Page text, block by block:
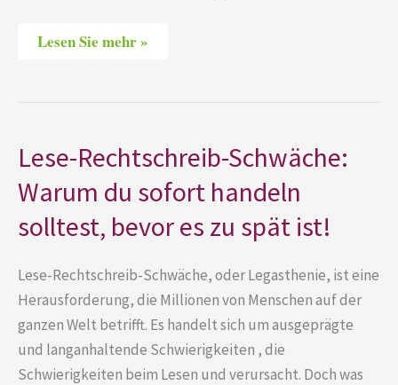
Lesen Sie mehr »
Lese-Rechtschreib-Schwäche:
Warum du sofort handeln
solltest, bevor es zu spät ist!
Lese-Rechtschreib-Schwäche, oder Legasthenie, ist eine
Herausforderung, die Millionen von Menschen auf der
ganzen Welt betrifft. Es handelt sich um ausgeprägte
und langanhaltende Schwierigkeiten , die
Schwierigkeiten beim Lesen und verursacht. Doch was
Rechtschreib-
Warum
du
sofort
handeln
bevor
es
zu
spät
ist!